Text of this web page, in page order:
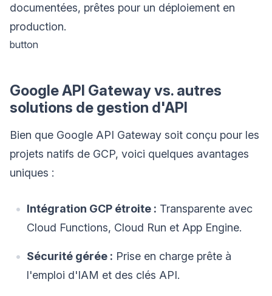
documentées, prêtes pour un déploiement en
production.
button
Google API Gateway vs. autres
solutions de gestion d'API
Bien que Google API Gateway soit conçu pour les
projets natifs de GCP, voici quelques avantages
uniques :
Intégration GCP étroite : Transparente avec
Cloud Functions, Cloud Run et App Engine.
Sécurité gérée : Prise en charge prête à
l'emploi d'IAM et des clés API.